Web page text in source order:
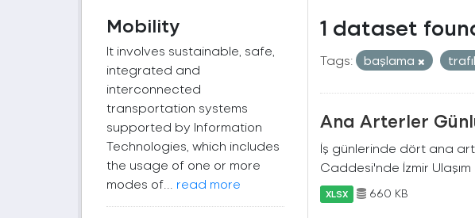
Mobility
It involves sustainable, safe,
integrated and
interconnected
transportation systems
supported by Information
Technologies, which includes
the usage of one or more
modes of... read more
1 dataset
Tags: başlama
Ana Arterler
İş günlerinde dört ana
Caddesi'nde İzmir
XLSX 660 KB